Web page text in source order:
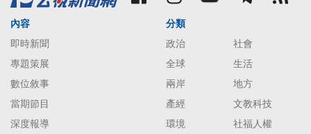
內容
即時新聞
專題策展
數位敘事
當期節目
深度報導
分類
政治
社會
全球
生活
兩岸
地方
產經
文教科技
環境
社福人權